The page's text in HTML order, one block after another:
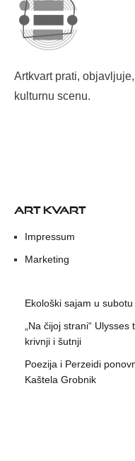
Artkvart prati,
kulturnu scenu.
ART KVART
Impressum
Marketing
Ekološki sajam u
„Na čijoj strani“
krivnji i šutnji
Poezija i Perzeidi
Kaštela Grobnik